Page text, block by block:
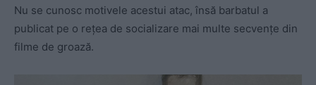
Nu se cunosc motivele acestui atac, însă barbatul a
publicat pe o rețea de socializare mai multe secvențe din
filme de groază.